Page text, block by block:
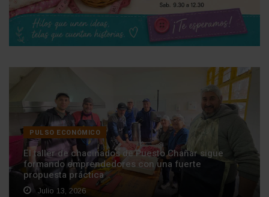
PULSO ECONÓMICO
El taller de chacinados de Puesto Chañar sigue
formando emprendedores con una fuerte
propuesta práctica
Julio 13, 2026